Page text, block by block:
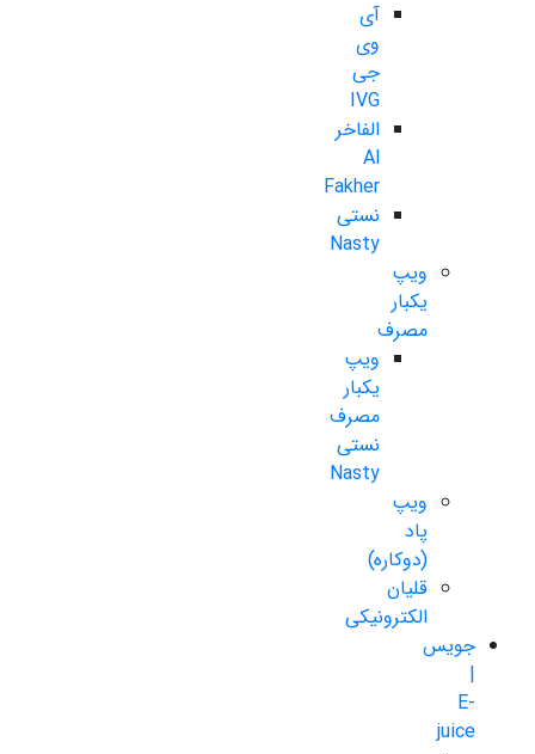
آی
وی
جی
IVG
الفاخر
Al
Fakher
نستی
Nasty
ویپ
یکبار
مصرف
ویپ
یکبار
مصرف
نستی
Nasty
ویپ
پاد
(دوکاره)
قلیان
الکترونیکی
جویس
|
E-
juice